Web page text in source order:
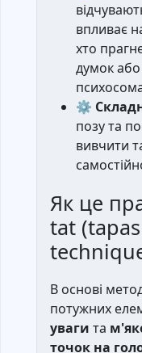
впливає
хто
думок
⚙️
позу та
вивчити
Як це
tat
В основі
потужних
уваги та
точок на